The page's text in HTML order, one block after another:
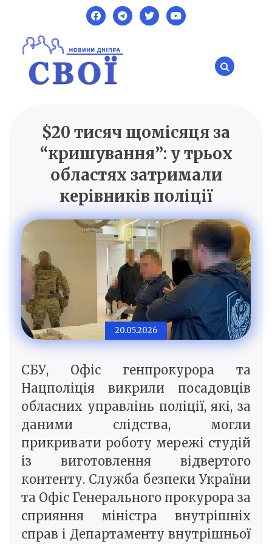
content
SVOI.DP.UA
Новини Дніпра
$20 тисяч щомісяця за
“кришування”: у трьох
областях затримали
керівників поліції
20.05.2026
СБУ, Офіс генпрокурора та
Нацполіція викрили посадовців
обласних управлінь поліції, які, за
даними слідства, могли
прикривати роботу мережі студій
із виготовлення відвертого
контенту. Служба безпеки України
та Офіс Генерального прокурора за
сприяння міністра внутрішніх
справ і Департаменту внутрішньої